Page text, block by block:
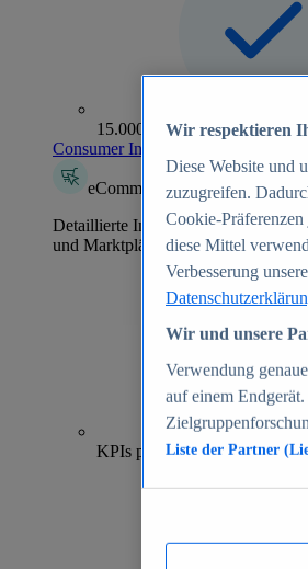
15.000+ Marken
Consumer Insights entdecken
eCommerce Insights
Detaillierte Informationen zu mehr
und Marktplätzen
KPIs pro Shop
Wir respektieren
Diese Website und
zuzugreifen.
Cookie-
diese Mittel
Verbesserung
Wir und unsere
Verwendung
auf einem
Liste der Partner